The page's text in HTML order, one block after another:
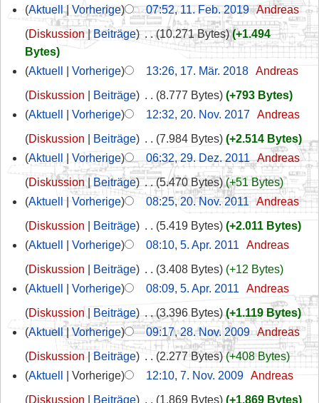
Aktuell
Vorherige 07:52, 11. Feb. 2019‎ Andreas
Diskussion
Beiträge ‎ 10.271 Bytes
+1.494
Bytes
Aktuell
Vorherige 13:26, 17. Mär. 2018‎ Andreas
Diskussion
Beiträge 8.777 Bytes
+793 Bytes
Aktuell
Vorherige 12:32, 20. Nov. 2017‎ Andreas
Diskussion
Beiträge 7.984 Bytes
+2.514 Bytes
Aktuell
Vorherige 06:32, 29. Dez. 2011‎ Andreas
Diskussion
Beiträge ‎ 5.470 Bytes
+51 Bytes
Aktuell
Vorherige 08:25, 20. Nov. 2011‎ Andreas
Diskussion
Beiträge 5.419 Bytes
+2.011 Bytes
Aktuell
Vorherige 08:10, 5. Apr. 2011
Andreas
Diskussion
Beiträge 3.408 Bytes
+12 Bytes
Aktuell
Vorherige 08:09, 5. Apr. 2011
Andreas
Diskussion
Beiträge ‎ 3.396 Bytes
+1.119 Bytes
Aktuell
Vorherige 09:17, 28. Nov. 2009‎ Andreas
Diskussion
Beiträge 2.277 Bytes
+408 Bytes
Aktuell
Vorherige 12:10, 7. Nov. 2009‎ Andreas
Diskussion
Beiträge 1.869 Bytes +1.869 Bytes